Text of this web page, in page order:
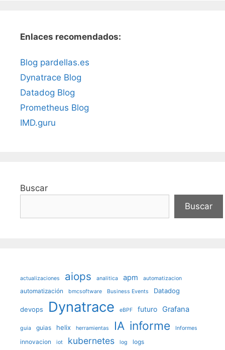
Enlaces recomendados:
Blog pardellas.es
Dynatrace Blog
Datadog Blog
Prometheus Blog
IMD.guru
Buscar
Buscar
actualizaciones aiops analitica apm automatizacion
automatización bmcsoftware Business Events Datadog
devops Dynatrace eBPF futuro Grafana
guia guias helix herramientas IA informe Informes
innovacion iot kubernetes log logs